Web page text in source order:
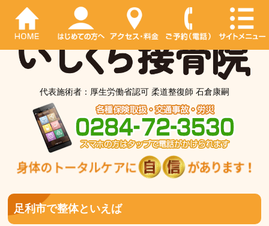
代表施術者：厚生労働省認可 柔道整復師 石倉康嗣
足利市で整体といえば